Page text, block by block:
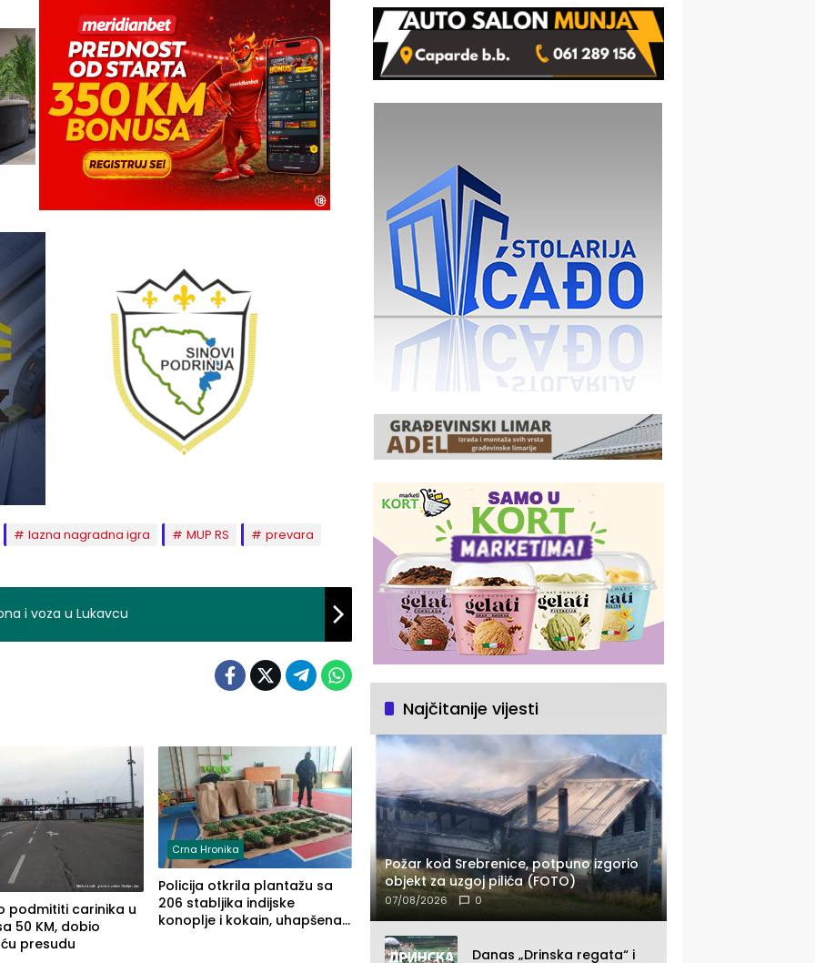
lazna nagradna igra MUP RS prevara
i voza u Lukavcu
podmititi carinika u
50 KM, dobio
presudu
Crna Hronika
Policija otkrila plantažu sa
206 stabljika indijske
konoplje i kokain, uhapšena
FBiH: Ustrajni da je
stečaj jedino rješenje
Najčitanije vijesti
Požar kod Srebrenice, potpuno izgorio
objekt za uzgoj pilića (FOTO)
07/08/2026 0
Danas „Drinska regata“ i